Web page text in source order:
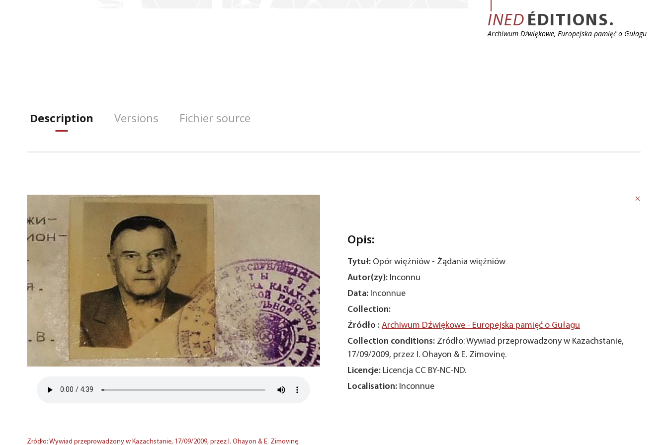
INED ÉDITIONS.
Archiwum Dźwiękowe, Europejska pamięć o Gułagu
Description Versions Fichier source
Zródło: Wywiad przeprowadzony w Kazachstanie, 17/09/2009, przez I. Ohayon & E. Zimovinę.
Opis:
Tytuł: Opór więźniów - Żądania więźniów
Autor(zy): Inconnu
Data: Inconnue
Collection:
Źródło : Archiwum Dźwiękowe - Europejska pamięć o Gułagu
Collection conditions: Zródło: Wywiad przeprowadzony w Kazachstanie,
17/09/2009, przez I. Ohayon & E. Zimovinę.
Licencje: Licencja CC BY-NC-ND.
Localisation: Inconnue